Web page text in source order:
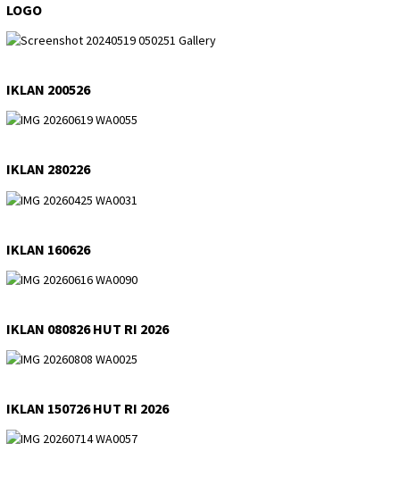
LOGO
IKLAN 200526
IKLAN 280226
IKLAN 160626
IKLAN 080826 HUT RI 2026
IKLAN 150726 HUT RI 2026